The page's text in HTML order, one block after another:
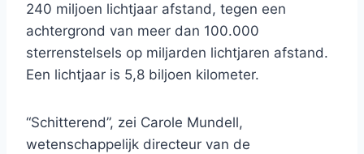
240 miljoen lichtjaar afstand, tegen een
achtergrond van meer dan 100.000
sterrenstelsels op miljarden lichtjaren afstand.
Een lichtjaar is 5,8 biljoen kilometer.
“Schitterend”, zei Carole Mundell,
wetenschappelijk directeur van de